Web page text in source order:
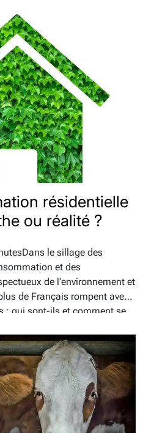
superficielle. Dans cet
résidentielle
ou réalité ?
le sillage des
et des
de l’environnement et
de Français rompent avec
; qui sont-ils et comment se
consommateurs d’énergie :